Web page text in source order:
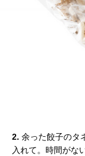
2. 余った餃子のタ
入れて。時間がな